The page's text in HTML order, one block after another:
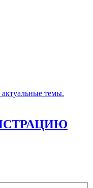
темы.